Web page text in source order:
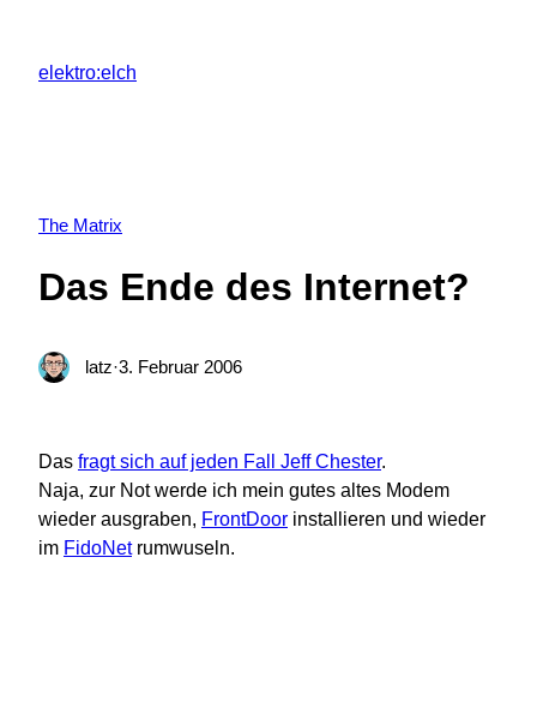
springen
elektro:elch
The Matrix
Das Ende des Internet?
latz·3. Februar 2006
Das fragt sich auf jeden Fall Jeff Chester.
Naja, zur Not werde ich mein gutes altes Modem
wieder ausgraben, FrontDoor installieren und wieder
im FidoNetrumwuseln.